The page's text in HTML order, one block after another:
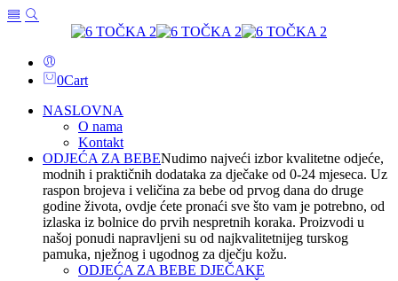
0Cart
NASLOVNA
O nama
Kontakt
ODJEĆA ZA BEBENudimo najveći izbor kvalitetne odjeće,
modnih i praktičnih dodataka za dječake od 0-24 mjeseca. Uz
raspon brojeva i veličina za bebe od prvog dana do druge
godine života, ovdje ćete pronaći sve što vam je potrebno, od
izlaska iz bolnice do prvih nespretnih koraka. Proizvodi u
našoj ponudi napravljeni su od najkvalitetnijeg turskog
pamuka, nježnog i ugodnog za dječju kožu.
ODJEĆA ZA BEBE DJEČAKE